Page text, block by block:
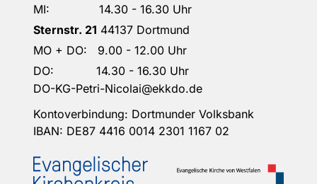
MI: 14.30 - 16.30 Uhr
Sternstr. 21 44137 Dortmund
MO + DO: 9.00 - 12.00 Uhr
DO: 14.30 - 16.30 Uhr
DO-KG-Petri-Nicolai@ekkdo.de
Kontoverbindung: Dortmunder Volksbank
IBAN: DE87 4416 0014 2301 1167 02